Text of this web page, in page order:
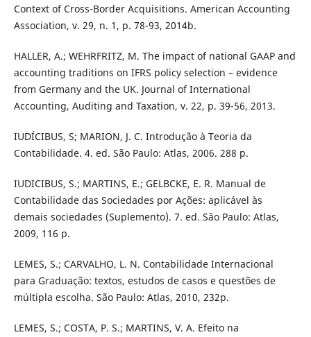
Context of Cross-Border Acquisitions. American Accounting
Association, v. 29, n. 1, p. 78-93, 2014b.
HALLER, A.; WEHRFRITZ, M. The impact of national GAAP and
accounting traditions on IFRS policy selection – evidence
from Germany and the UK. Journal of International
Accounting, Auditing and Taxation, v. 22, p. 39-56, 2013.
IUDÍCIBUS, S; MARION, J. C. Introdução à Teoria da
Contabilidade. 4. ed. São Paulo: Atlas, 2006. 288 p.
IUDICIBUS, S.; MARTINS, E.; GELBCKE, E. R. Manual de
Contabilidade das Sociedades por Ações: aplicável às
demais sociedades (Suplemento). 7. ed. São Paulo: Atlas,
2009, 116 p.
LEMES, S.; CARVALHO, L. N. Contabilidade Internacional
para Graduação: textos, estudos de casos e questões de
múltipla escolha. São Paulo: Atlas, 2010, 232p.
LEMES, S.; COSTA, P. S.; MARTINS, V. A. Efeito na